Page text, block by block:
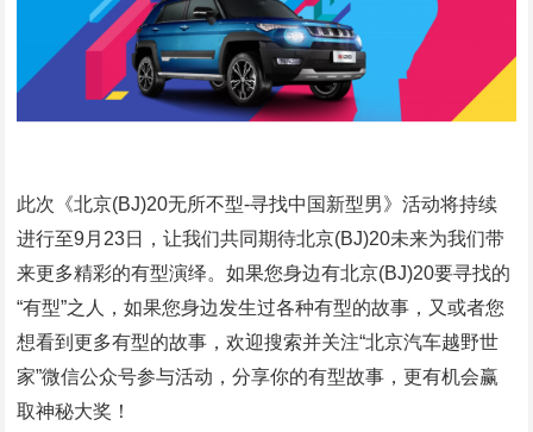
此次《北京(BJ)20无所不型-寻找中国新型男》活动将持续
进行至9月23日，让我们共同期待北京(BJ)20未来为我们带
来更多精彩的有型演绎。如果您身边有北京(BJ)20要寻找的
“有型”之人，如果您身边发生过各种有型的故事，又或者您
想看到更多有型的故事，欢迎搜索并关注“北京汽车越野世
家”微信公众号参与活动，分享你的有型故事，更有机会赢
取神秘大奖！